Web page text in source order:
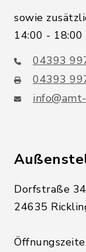
sowie
14:00 - 18:00
04393
04393
Dorfstraße 34
24635